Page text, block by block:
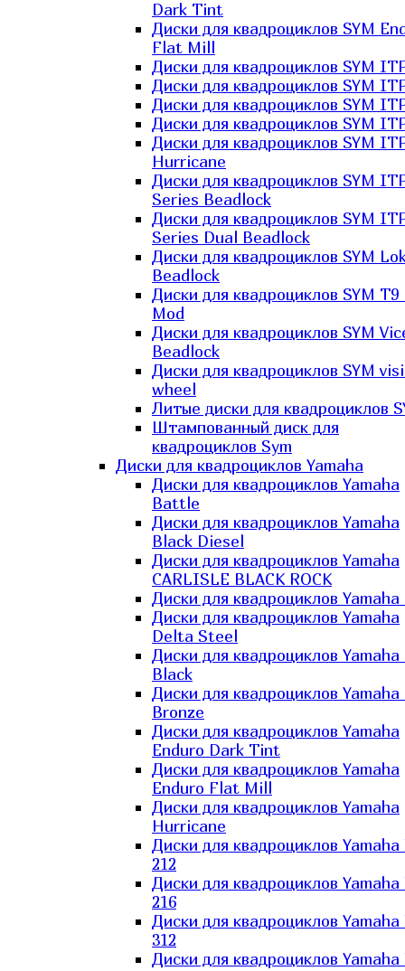
Dark Tint
Диски для квадроциклов SYM
Flat Mill
Диски для квадроциклов SYM
Диски для квадроциклов SYM
Диски для квадроциклов SYM
Диски для квадроциклов SYM
Диски для квадроциклов SYM
Hurricane
Диски для квадроциклов SYM
Series Beadlock
Диски для квадроциклов SYM
Series Dual Beadlock
Диски для квадроциклов SYM
Beadlock
Диски для квадроциклов SYM T9
Mod
Диски для квадроциклов SYM
Beadlock
Диски для квадроциклов SYM
wheel
Литые диски для квадроциклов
Штампованный диск для
квадроциклов Sym
Диски для квадроциклов Yamaha
Диски для квадроциклов Yamaha
Battle
Диски для квадроциклов Yamaha
Black Diesel
Диски для квадроциклов Yamaha
CARLISLE BLACK ROCK
Диски для квадроциклов Yamaha
Диски для квадроциклов Yamaha
Delta Steel
Диски для квадроциклов
Black
Диски для квадроциклов
Bronze
Диски для квадроциклов Yamaha
Enduro Dark Tint
Диски для квадроциклов Yamaha
Enduro Flat Mill
Диски для квадроциклов Yamaha
Hurricane
Диски для квадроциклов
212
Диски для квадроциклов
216
Диски для квадроциклов
312
Диски для квадроциклов